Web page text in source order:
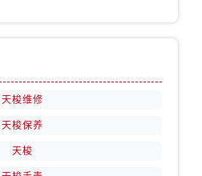
天梭维修
天梭保养
天梭